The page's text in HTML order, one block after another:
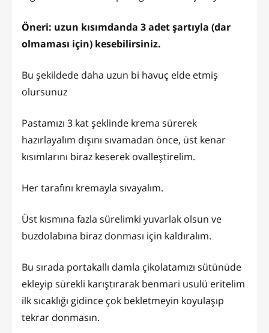
Öneri: uzun kısımdanda 3 adet şartıyla (dar
olmaması için) kesebilirsiniz.
Bu şekildede daha uzun bi havuç elde etmiş
olursunuz
Pastamızı 3 kat şeklinde krema sürerek
hazırlayalım dışını sıvamadan önce, üst kenar
kısımlarını biraz keserek ovalleştirelim.
Her tarafını kremayla sıvayalım.
Üst kısmına fazla sürelimki yuvarlak olsun ve
buzdolabına biraz donması için kaldıralım.
Bu sırada portakallı damla çikolatamızı sütünüde
ekleyip sürekli karıştırarak benmari usulü eritelim
ilk sıcaklığı gidince çok bekletmeyin koyulaşıp
tekrar donmasın.